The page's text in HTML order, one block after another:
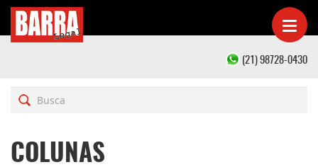
(21) 98728-0430
COLUNAS